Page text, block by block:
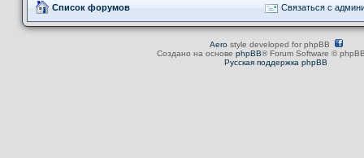
Список форумов Связаться с
Aerostyle developed for phpBB
Создано на основе phpBB® Forum Software ©
Русская поддержка phpBB